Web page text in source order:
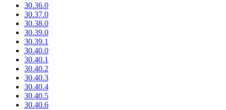
30.36.0
30.37.0
30.38.0
30.39.0
30.39.1
30.40.0
30.40.1
30.40.2
30.40.3
30.40.4
30.40.5
30.40.6